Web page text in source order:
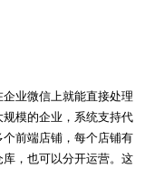
业微信上就能直接处理
模的企业，系统支持代
前端店铺，每个店铺有
，也可以分开运营。这